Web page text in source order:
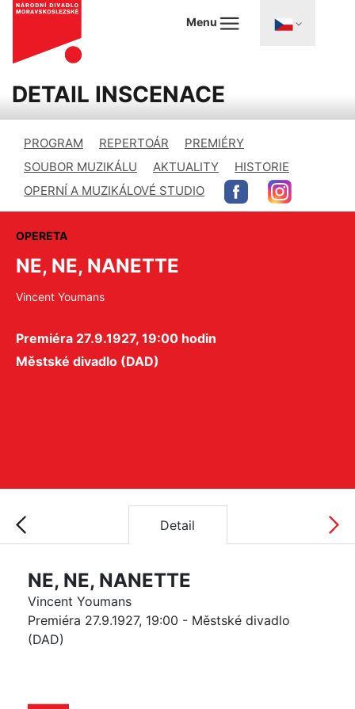
Menu
DETAIL INSCENACE
PROGRAM REPERTOÁR
PREMIÉRY
SOUBOR MUZIKÁLU
AKTUALITY
HISTORIE
OPERNÍ A MUZIKÁLOVÉ STUDIO
OPERETA
NE, NE, NANETTE
Vincent Youmans
Premiéra 27.9.1927, 19:00 hodin
Městské divadlo (DAD)
Detail
NE, NE, NANETTE
Vincent Youmans
Premiéra 27.9.1927, 19:00 - Městské divadlo
(DAD)